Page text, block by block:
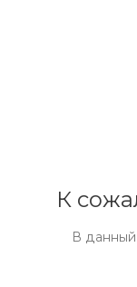
К
В данный